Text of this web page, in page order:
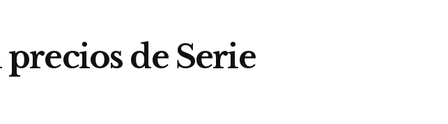
de Serie